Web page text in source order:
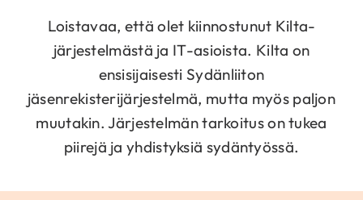
Loistavaa, että olet kiinnostunut Kilta-
järjestelmästä ja IT-asioista. Kilta on
ensisijaisesti Sydänliiton
jäsenrekisterijärjestelmä, mutta myös paljon
muutakin. Järjestelmän tarkoitus on tukea
piirejä ja yhdistyksiä sydäntyössä.